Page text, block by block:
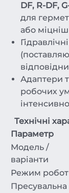
DF, R-DF,
для
або
Адаптери
робочих
Технічні
Параметр
Модель /
варіанти
Режим
Пресувальна